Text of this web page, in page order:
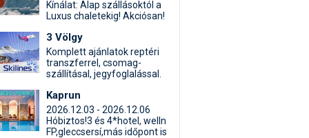
Termékkereső
egyéb síeléshez kapcsolódó téma
kapcsolatos kérdések és válaszok
beszélgetések
Kínálat: Alap szállásoktól a
Luxus chaletekig! Akciósan!
3 Völgy
Komplett ajánlatok reptéri
transzferrel, csomag-
szállításal, jegyfoglalással.
Kaprun
2026.12.03 - 2026.12.06
Hóbiztos!3 és 4*hotel, welln
FP,gleccsersí,más időpont is